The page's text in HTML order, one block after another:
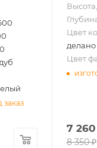
дуб
заказ
Цвет
делано
Цвет
7 260
8 350₽